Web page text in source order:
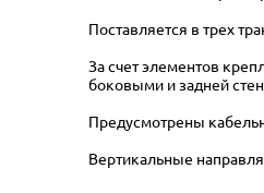
Поставляется в трех
За счет элементов
боковыми и задней
Предусмотрены
Вертикальные